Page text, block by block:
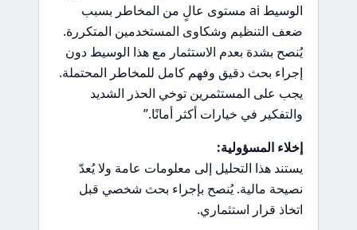
الوسيط ai مستوى عالٍ من المخاطر بسبب
ضعف التنظيم وشكاوى المستخدمين المتكررة.
يُنصح بشدة بعدم الاستثمار مع هذا الوسيط دون
إجراء بحث دقيق وفهم كامل للمخاطر المحتملة.
يجب على المستثمرين توخي الحذر الشديد
والتفكير في خيارات أكثر أمانًا.”
إخلاء المسؤولية:
يستند هذا التحليل إلى معلومات عامة ولا يُعدّ
نصيحة مالية. يُنصح بإجراء بحث شخصي قبل
اتخاذ قرار استثماري.